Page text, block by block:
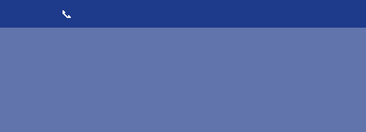
📞